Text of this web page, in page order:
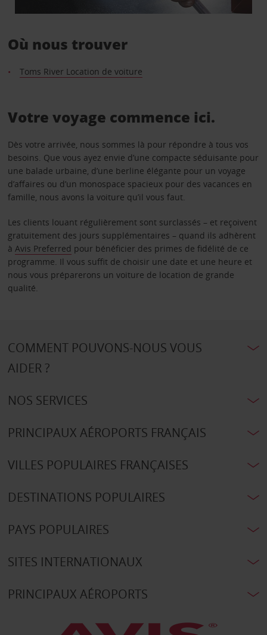
Où nous trouver
Toms River Location de voiture
Votre voyage commence ici.
Dès votre arrivée, nous sommes là pour répondre à tous vos
besoins. Que vous ayez envie d’une compacte séduisante pour
une balade urbaine, d’une berline élégante pour un voyage
d’affaires ou d’un monospace spacieux pour des vacances en
famille, nous avons la voiture qu’il vous faut.
Les clients louant régulièrement sont surclassés – et reçoivent
gratuitement des jours supplémentaires – quand ils adhèrent
à Avis Preferred pour bénéficier des primes de fidélité de ce
programme. Il vous suffit de choisir une date et une heure et
nous vous préparerons un voiture de location de grande
qualité.
COMMENT POUVONS-NOUS VOUS
AIDER ?
NOS SERVICES
PRINCIPAUX AÉROPORTS FRANÇAIS
VILLES POPULAIRES FRANÇAISES
DESTINATIONS POPULAIRES
PAYS POPULAIRES
SITES INTERNATIONAUX
PRINCIPAUX AÉROPORTS